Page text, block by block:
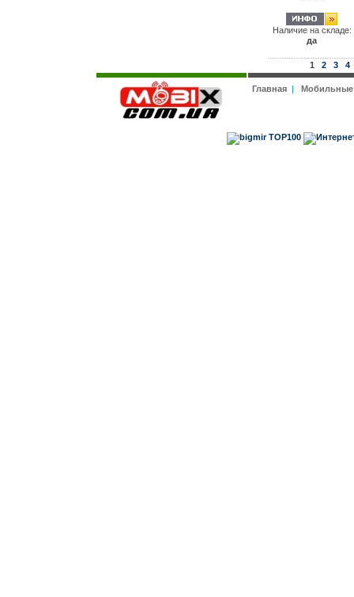
Наличие на складе:
да
1 2 3 4
Главная|